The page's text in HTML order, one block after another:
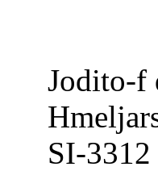
Jodito-f
SI-